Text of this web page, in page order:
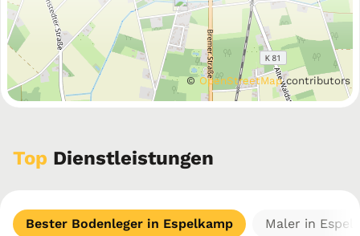
©OpenStreetMapcontributors
Top Dienstleistungen
Bester Bodenleger in Espelkamp Maler in